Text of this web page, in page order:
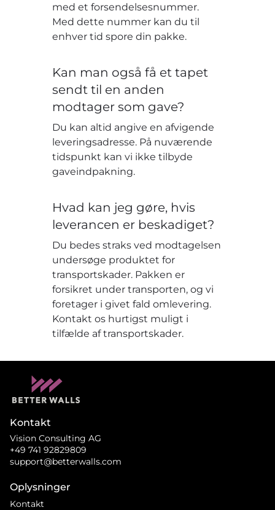
med et forsendelsesnummer.
Med dette nummer kan du til
enhver tid spore din pakke.
Kan man også få et tapet
sendt til en anden
modtager som gave?
Du kan altid angive en afvigende
leveringsadresse. På nuværende
tidspunkt kan vi ikke tilbyde
gaveindpakning.
Hvad kan jeg gøre, hvis
leverancen er beskadiget?
Du bedes straks ved modtagelsen
undersøge produktet for
transportskader. Pakken er
forsikret under transporten, og vi
foretager i givet fald omlevering.
Kontakt os hurtigst muligt i
tilfælde af transportskader.
Kontakt
Vision Consulting AG
+49 741 92829809
support@betterwalls.com
Oplysninger
Kontakt